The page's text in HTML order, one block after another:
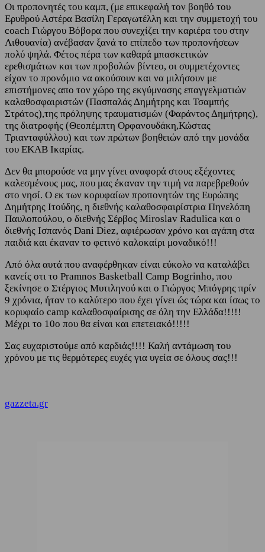
Οι προπονητές του καμπ, (με επικεφαλή τον βοηθό του
Ερυθρού Αστέρα Βασίλη Γεραγωτέλλη και την συμμετοχή του
coach Γιώργου Βόβορα που συνεχίζει την καριέρα του στην
Λιθουανία) ανέβασαν ξανά το επίπεδο των προπονήσεων
πολύ ψηλά. Φέτος πέρα των καθαρά μπασκετικών
ερεθισμάτων και των προβολών βίντεο, οι συμμετέχοντες
είχαν το προνόμιο να ακούσουν και να μιλήσουν με
επιστήμονες απο τον χώρο της εκγύμνασης επαγγελματιών
καλαθοσφαιριστών (Πασπαλάς Δημήτρης και Τσαμπής
Στράτος),της πρόληψης τραυματισμών (Φαράντος Δημήτρης),
της διατροφής (Θεοπέμπτη Ορφανουδάκη,Κώστας
Τριανταφύλλου) και των πρώτων βοηθειών από την μονάδα
του ΕΚΑΒ Ικαρίας.
Δεν θα μπορούσε να μην γίνει αναφορά στους εξέχοντες
καλεσμένους μας, που μας έκαναν την τιμή να παρεβρεθούν
στο νησί. Ο εκ των κορυφαίων προπονητών της Ευρώπης
Δημήτρης Ιτούδης, η διεθνής καλαθοσφαιρίστρια Πηνελόπη
Παυλοπούλου, ο διεθνής Σέρβος Miroslav Radulica και ο
διεθνής Ισπανός Dani Diez, αφιέρωσαν χρόνο και αγάπη στα
παιδιά και έκαναν το φετινό καλοκαίρι μοναδικό!!!
Από όλα αυτά που αναφέρθηκαν είναι εύκολο να καταλάβει
κανείς οτι το Pramnos Basketball Camp Bogrinho, που
ξεκίνησε ο Στέργιος Μυτιληνού και ο Γιώργος Μπόγρης πρίν
9 χρόνια, ήταν το καλύτερο που έχει γίνει ώς τώρα και ίσως το
κορυφαίο camp καλαθοσφαίρισης σε όλη την Ελλάδα!!!!!
Μέχρι το 10ο που θα είναι και επετειακό!!!!!
Σας ευχαριστούμε από καρδιάς!!!! Καλή αντάμωση του
χρόνου με τις θερμότερες ευχές για υγεία σε όλους σας!!!
gazzeta.gr